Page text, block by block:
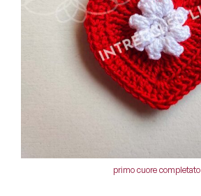
primo cuore completato